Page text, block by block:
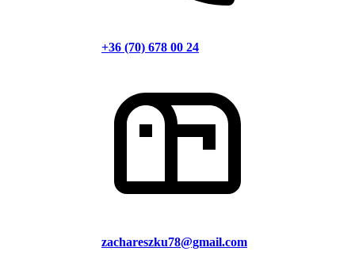
+36 (70) 678 00 24
zachareszku78@gmail.com